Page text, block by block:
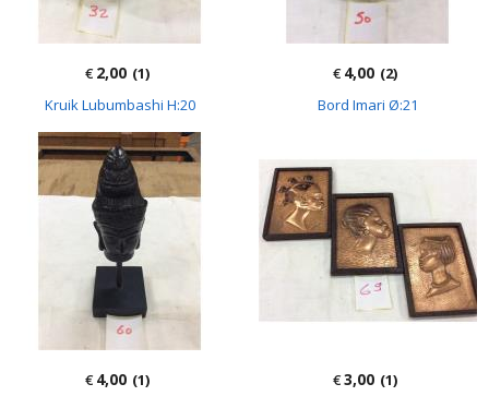
€2,00 (1)
Kruik Lubumbashi H:20
€4,00 (2)
Bord Imari Ø:21
€4,00 (1)
€3,00 (1)